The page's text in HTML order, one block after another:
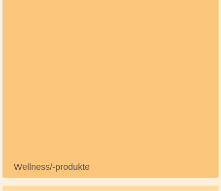
Wellness/-produkte